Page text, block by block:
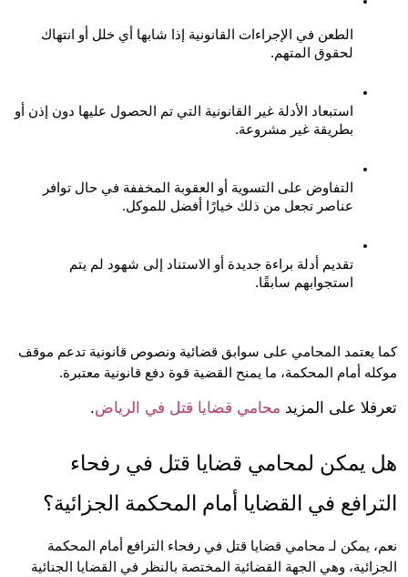
الطعن في الإجراءات القانونية إذا شابها أي خلل أو انتهاك
لحقوق المتهم.
استبعاد الأدلة غير القانونية التي تم الحصول عليها دون إذن أو
بطريقة غير مشروعة.
التفاوض على التسوية أو العقوبة المخففة في حال توافر
عناصر تجعل من ذلك خيارًا أفضل للموكل.
تقديم أدلة براءة جديدة أو الاستناد إلى شهود لم يتم
استجوابهم سابقًا.
كما يعتمد المحامي على سوابق قضائية ونصوص قانونية تدعم موقف
أمام المحكمة، ما يمنح القضية قوة دفع قانونية معتبرة.
على المزيدمحامي قضايا قتل في الرياض .
هل يمكن لمحامي قضايا قتل في رفحاء
في القضايا أمام المحكمة الجزائية؟
نعم، يمكن لـ محامي قضايا قتل في رفحاء الترافع أمام المحكمة
الجزائية، وهي الجهة القضائية المختصة بالنظر في القضايا الجنائية